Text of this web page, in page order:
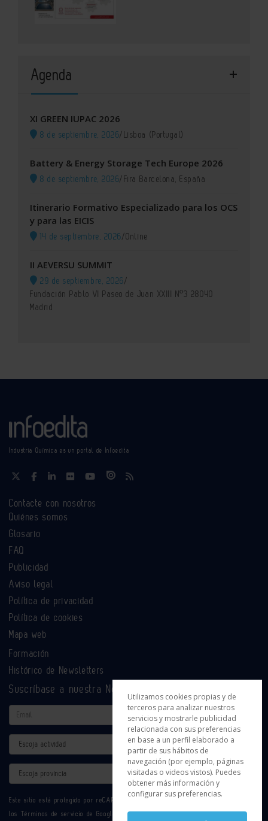
Agenda
XI GREEN IUPAC 2026
8 de septiembre, 2026/Lisboa (Portugal)
Battery & Energy Storage Tech Europe 2026
8 de septiembre, 2026/Fira Barcelona, España
Itinerario Formativo Especializado para los OCS
y para las EICIS
14 de septiembre, 2026/Online
II AEVERSU SUMMIT
29 de septiembre, 2026/
Fundación Pablo VI Paseo de Juan XXIII Nº3 28040
Madrid
Industria Química es un portal de Infoedita
Contacte con nosotros
Quiénes somos
Glosario
FAQ
Publicidad
Aviso legal
Política de privacidad
Política de cookies
Mapa web
Formación
Histórico de Newsletters
Suscríbase a nuestra Newsletter
Email
Actividad
Provincia
Este sitio está protegido por reCAPTCHA y se aplican la
los Términos de servicio de Google.
Utilizamos cookies propias y de
terceros para analizar nuestros
servicios y mostrarle publicidad
relacionada con sus preferencias
en base a un perfil elaborado a
partir de sus hábitos de
navegación (por ejemplo, páginas
visitadas o videos vistos). Puedes
obtener más información y
configurar sus preferencias.